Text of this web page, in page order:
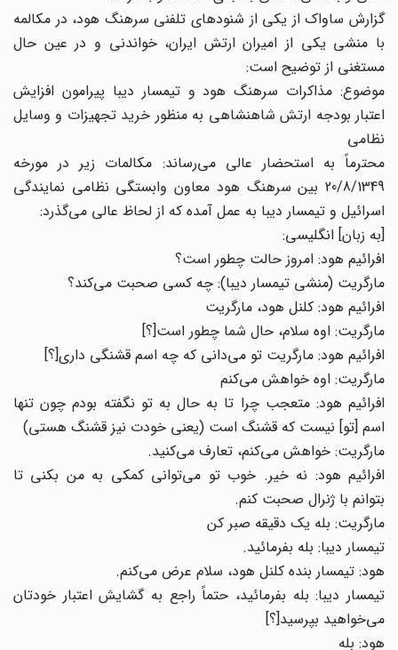
گزارش ساواک از یکی از شنودهای تلفنی سرهنگ هود، در مکالمه
با منشی یکی از امیران ارتش ایران، خواندنی و در عین حال
مستغنی از توضیح است:
موضوع: مذاکرات سرهنگ هود و تیمسار دیبا پیرامون افزایش
اعتبار بودجه ارتش شاهنشاهی به منظور خرید تجهیزات و وسایل
نظامی
محترماً به استحضار عالی می‌رساند: مکالمات زیر در مورخه
20/8/1349 بین سرهنگ هود معاون وابستگی نظامی نمایندگی
اسرائیل و تیمسار دیبا به عمل آمده که از لحاظ عالی می‌گذرد:
[به زبان] انگلیسی:
افرائیم هود: امروز حالت چطور است؟
مارگریت (منشی تیمسار دیبا): چه کسی صحبت می‌کند؟
افرائیم هود: کلنل هود، مارگریت
مارگریت: اوه سلام، حال شما چطور است[؟]
افرائیم هود: مارگریت تو می‌دانی که چه اسم قشنگی داری[؟]
مارگریت: اوه خواهش می‌کنم
افرائیم هود: متعجب چرا تا به حال به تو نگفته بودم چون تنها
اسم [تو] نیست که قشنگ است (یعنی خودت نیز قشنگ هستی)
مارگریت: خواهش می‌کنم، تعارف می‌کنید.
افرائیم هود: نه خیر. خوب تو می‌توانی کمکی به من بکنی تا
بتوانم با ژنرال صحبت کنم.
مارگریت: بله یک دقیقه صبر کن
تیمسار دیبا: بله بفرمائید.
هود: تیمسار بنده کلنل هود، سلام عرض می‌کنم.
تیمسار دیبا: بله بفرمائید، حتماً راجع به گشایش اعتبار خودتان
می‌خواهید بپرسید[؟]
هود: بله